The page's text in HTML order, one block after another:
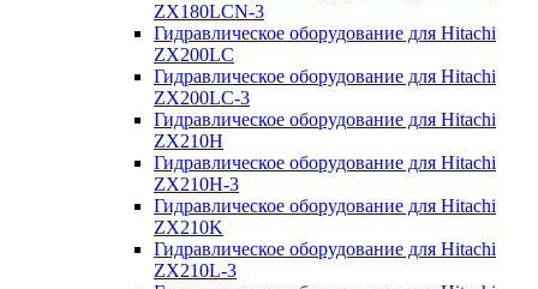
ZX180LCN-3
Гидравлическое оборудование для Hitachi
ZX200LC
Гидравлическое оборудование для Hitachi
ZX200LC-3
Гидравлическое оборудование для Hitachi
ZX210H
Гидравлическое оборудование для Hitachi
ZX210H-3
Гидравлическое оборудование для Hitachi
ZX210K
Гидравлическое оборудование для Hitachi
ZX210L-3